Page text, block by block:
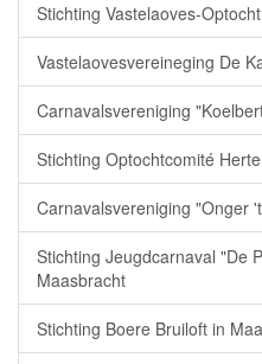
Stichting Vastelaoves-
Vastelaovesvereineging De
Carnavalsvereniging
Stichting Optochtcomité
Carnavalsvereniging "Onger
Stichting Jeugdcarnaval "De
Maasbracht
Stichting Boere Bruiloft in